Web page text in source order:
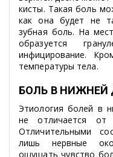
кисты. Такая боль
как она будет не
зубная боль. На
образуется
инфицирование.
температуры тела.
БОЛЬ В НИЖНЕЙ
Этиология болей в
не отличается
Отличительными
лишь нервные
ощущать чувство